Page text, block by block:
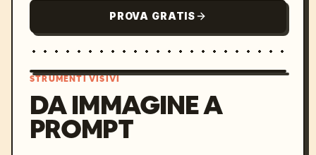
PROVA GRATIS
STRUMENTI VISIVI
DA IMMAGINE A
PROMPT